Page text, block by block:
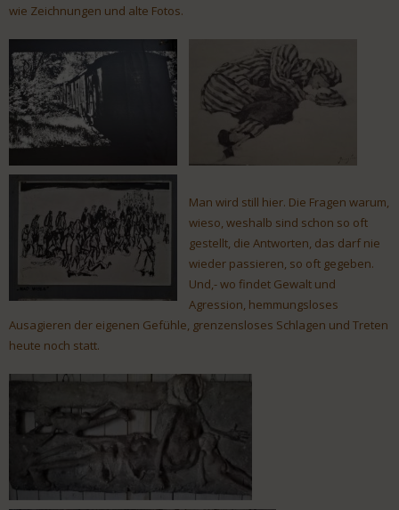
wie Zeichnungen und alte Fotos.
Man wird still hier. Die Fragen warum,
wieso, weshalb sind schon so oft
gestellt, die Antworten, das darf nie
wieder passieren, so oft gegeben.
Und,- wo findet Gewalt und
Agression, hemmungsloses
Ausagieren der eigenen Gefühle, grenzensloses Schlagen und Treten
heute noch statt.